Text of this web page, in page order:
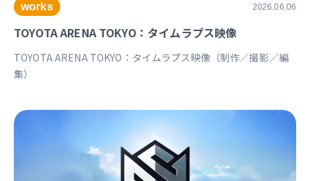
works 2026.06.06
TOYOTA ARENA TOKYO：タイムラプス映像
TOYOTA ARENA TOKYO：タイムラプス映像（制作／撮影／編
集）